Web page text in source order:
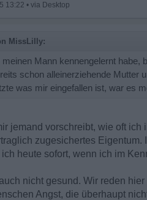
13:22 •
MissLilly:
meinen Mann kennengelernt habe,
schon alleinerziehende Mutter
was mir eingefallen ist, war es
jemand vorschreibt, wie oft
zugesichertes
ich heute sofort, wenn ich im
nicht gesund. Wir reden
Angst, die überhaupt